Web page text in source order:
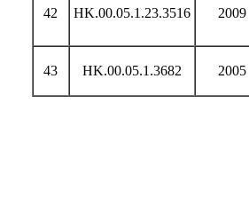
42 HK.00.05.1.23.3516 2009
43 HK.00.05.1.3682 2005